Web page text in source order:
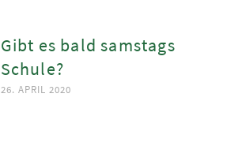
Gibt es bald samstags
Schule?
26. APRIL 2020